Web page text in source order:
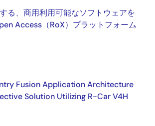
る、商用利用可能なソフトウェアを
Access（RoX）プラットフォーム
Fusion Application Architecture
Solution Utilizing R-Car V4H